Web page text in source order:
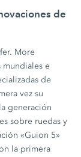
de
More
mundiales e
de
vez su
generación
sobre ruedas y
«Guion 5»
la primera